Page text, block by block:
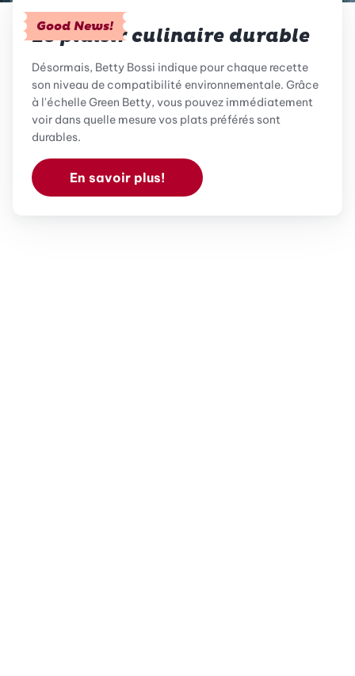
Good News!
Le plaisir culinaire durable
Désormais, Betty Bossi indique pour chaque recette
son niveau de compatibilité environnementale. Grâce
à l'échelle Green Betty, vous pouvez immédiatement
voir dans quelle mesure vos plats préférés sont
durables.
En savoir plus!